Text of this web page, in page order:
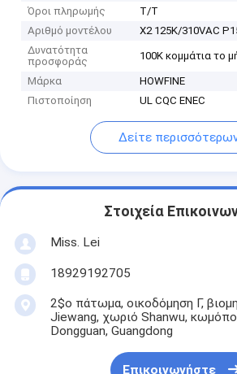
Όροι πληρωμής
T/T
Αριθμό μοντέλου
X2 125K/310VAC
Δυνατότητα
προσφοράς
100K κομμάτια το
Μάρκα
HOWFINE
Πιστοποίηση
UL CQC ENEC
Δείτε
Στοιχεία
Miss. Lei
18929192705
2$ο πάτωμα, οικοδόμηση Γ,
Jiewang, χωριό Shanwu,
Dongguan, Guangdong
Επικοινωνήστε